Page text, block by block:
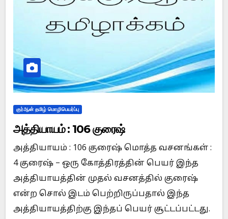
குர்ஆன் தமிழ் மொழிபெயர்ப்பு
அத்தியாயம் : 106 குரைஷ்
அத்தியாயம் : 106 குரைஷ் மொத்த வசனங்கள் :
4 குரைஷ் – ஒரு கோத்திரத்தின் பெயர் இந்த
அத்தியாயத்தின் முதல் வசனத்தில் குரைஷ்
என்ற சொல் இடம் பெற்றிருப்பதால் இந்த
அத்தியாயத்திற்கு இந்தப் பெயர் சூட்டப்பட்டது.